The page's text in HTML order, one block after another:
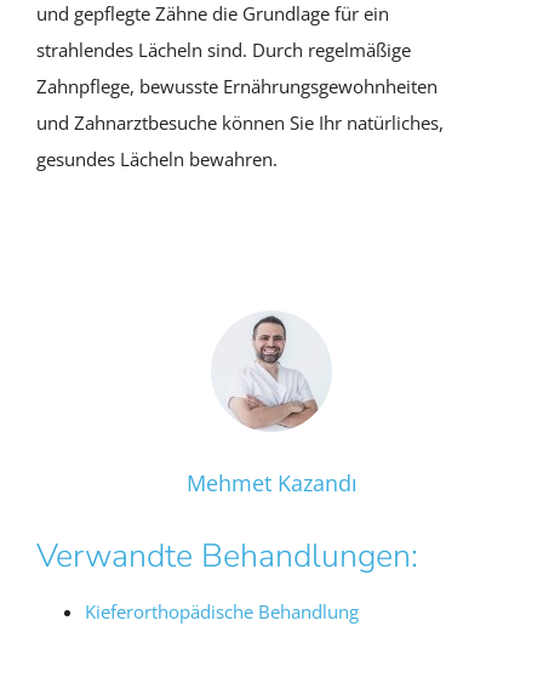
und gepflegte Zähne die Grundlage für ein
strahlendes Lächeln sind. Durch regelmäßige
Zahnpflege, bewusste Ernährungsgewohnheiten
und Zahnarztbesuche können Sie Ihr natürliches,
gesundes Lächeln bewahren.
Mehmet Kazandı
Verwandte Behandlungen:
Kieferorthopädische Behandlung